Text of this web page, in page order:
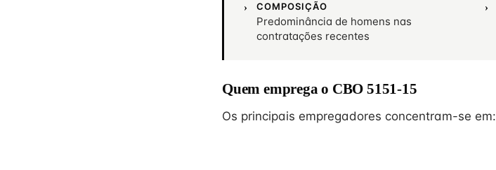
COMPOSIÇÃO
Predominância de homens nas
contratações recentes
Quem emprega o CBO 5151-15
Os principais empregadores concentram-se em: